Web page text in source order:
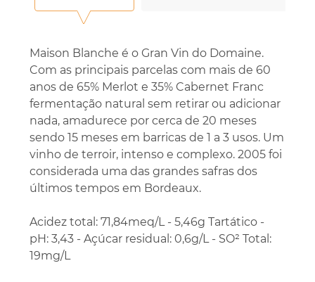
Maison Blanche é o Gran Vin do Domaine.
Com as principais parcelas com mais de 60
anos de 65% Merlot e 35% Cabernet Franc
fermentação natural sem retirar ou adicionar
nada, amadurece por cerca de 20 meses
sendo 15 meses em barricas de 1 a 3 usos. Um
vinho de terroir, intenso e complexo. 2005 foi
considerada uma das grandes safras dos
últimos tempos em Bordeaux.
Acidez total: 71,84meq/L - 5,46g Tartático -
pH: 3,43 - Açúcar residual: 0,6g/L - SO² Total:
19mg/L